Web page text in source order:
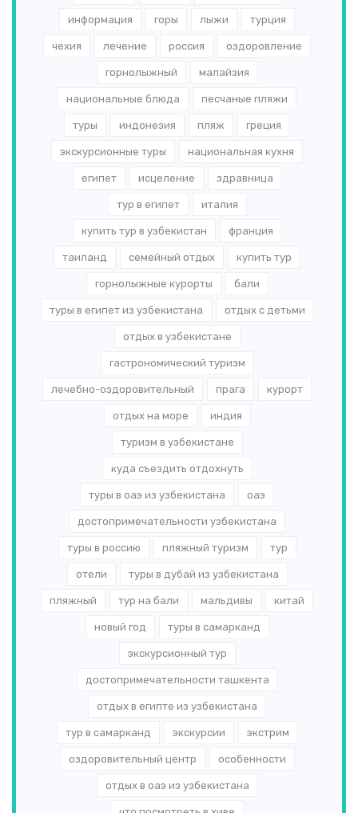
информация горы лыжи турция
чехия лечение россия оздоровление
горнолыжный малайзия
национальные блюда песчаные пляжи
туры индонезия пляж греция
экскурсионные туры национальная кухня
египет исцеление здравница
тур в египет италия
купить тур в узбекистан франция
таиланд семейный отдых купить тур
горнолыжные курорты бали
туры в египет из узбекистана отдых с детьми
отдых в узбекистане
гастрономический туризм
лечебно-оздоровительный прага курорт
отдых на море индия
туризм в узбекистане
куда съездить отдохнуть
туры в оаэ из узбекистана оаэ
достопримечательности узбекистана
туры в россию пляжный туризм тур
отели туры в дубай из узбекистана
пляжный тур на бали мальдивы китай
новый год туры в самарканд
экскурсионный тур
достопримечательности ташкента
отдых в египте из узбекистана
тур в самарканд экскурсии экстрим
оздоровительный центр особенности
отдых в оаэ из узбекистана